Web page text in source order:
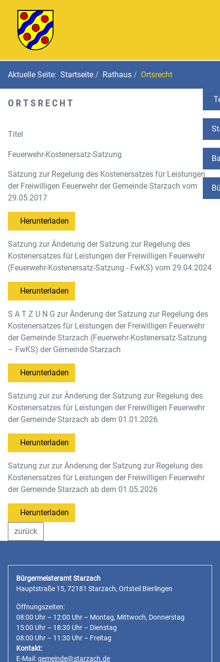
Aktuelle Seite: Startseite Rathaus Ortsrecht
ORTSRECHT
Titel
Feuerwehr-Kostenersatz-Satzung
Satzung zur Regelung des Kostenersatzes für Leistungen
der Freiwilligen Feuerwehr der Gemeinde Starzach vom
29.05.2017
Herunterladen
Satzung zur Änderung der Satzung zur Regelung des
Kostenersatzes für Leistungen der Freiwilligen Feuerwehr
(Feuerwehr-Kostenersatz-Satzung - FwKS) vom 29.04.2024
Herunterladen
S A T Z U N G zur Änderung der Satzung zur Regelung des
Kostenersatzes für Leistungen der Freiwilligen Feuerwehr
der Gemeinde Starzach (Feuerwehr-Kostenersatz-Satzung
– FwKS) der Gemeinde Starzach
Herunterladen
Satzung zur zur Änderung der Satzung zur Regelung des
Kostenersatzes für Leistungen der Freiwilligen Feuerwehr
der Gemeinde Starzach ab dem 01.01.2026
Herunterladen
Satzung zur zur Änderung der Satzung zur Regelung des
Kostenersatzes für Leistungen der Freiwilligen Feuerwehr
der Gemeinde Starzach ab dem 01.05.2026
Herunterladen
zurück
Bürgermeisteramt Starzach
Hauptstraße 15, 72181 Starzach, Ortsteil Bierlingen
Öffnungszeiten:
08:00 Uhr – 12:00 Uhr – Montag, Mittwoch, Donnerstag
15:00 Uhr – 18:30 Uhr – Dienstag
08:00 Uhr – 11:30 Uhr – Freitag
Kontakt:
E-Mail:gemeinde@starzach.de